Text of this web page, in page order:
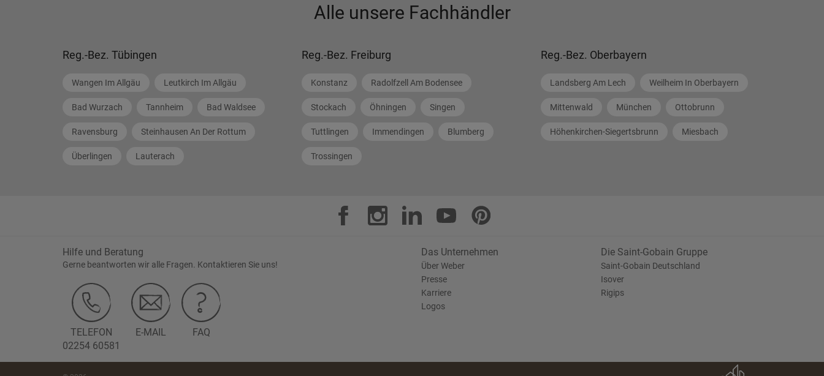
Alle unsere Fachhändler
Reg.-Bez. Tübingen
Wangen Im Allgäu Leutkirch Im Allgäu
Bad Wurzach Tannheim Bad Waldsee
Ravensburg Steinhausen An Der Rottum
Überlingen Lauterach
Reg.-Bez. Freiburg
Konstanz Radolfzell Am Bodensee
Stockach Öhningen Singen
Tuttlingen Immendingen Blumberg
Trossingen
Reg.-Bez. Oberbayern
Landsberg Am Lech Weilheim In Oberbayern
Mittenwald München Ottobrunn
Höhenkirchen-Siegertsbrunn Miesbach
Hilfe und Beratung
Gerne beantworten wir alle Fragen. Kontaktieren Sie uns!
TELEFON
02254 60581
E-MAIL FAQ
Das Unternehmen
Über Weber
Presse
Karriere
Logos
Die Saint-Gobain Gruppe
Saint-Gobain Deutschland
Isover
Rigips